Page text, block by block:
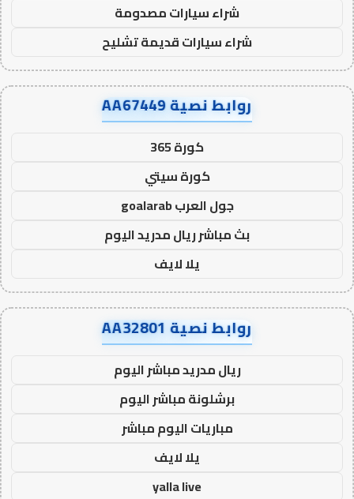
شراء سيارات مصدومة
شراء سيارات قديمة تشليح
روابط نصية AA67449
كورة 365
كورة سيتي
جول العرب goalarab
بث مباشر ريال مدريد اليوم
يلا لايف
روابط نصية AA32801
ريال مدريد مباشر اليوم
برشلونة مباشر اليوم
مباريات اليوم مباشر
يلا لايف
yalla live